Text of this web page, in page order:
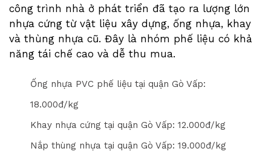
công trình nhà ở phát triển đã tạo ra lượng lớn
nhựa cứng từ vật liệu xây dựng, ống nhựa, khay
và thùng nhựa cũ. Đây là nhóm phế liệu có khả
năng tái chế cao và dễ thu mua.
Ống nhựa PVC phế liệu tại quận Gò Vấp:
18.000đ/kg
Khay nhựa cứng tại quận Gò Vấp: 12.000đ/kg
Nắp thùng nhựa tại quận Gò Vấp: 19.000đ/kg